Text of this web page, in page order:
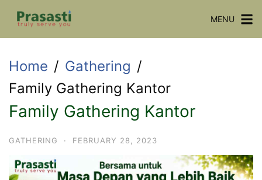
Skip
MENU
Home
Gathering
Family Gathering Kantor
Family Gathering Kantor
GATHERING · FEBRUARY 28, 2023